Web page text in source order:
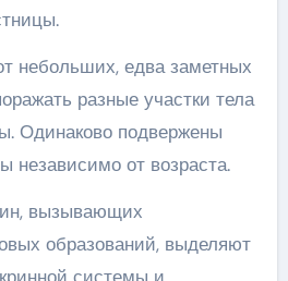
небольших, едва заметных
разные участки тела
Одинаково подвержены
от возраста.
вызывающих
образований, выделяют
системы и